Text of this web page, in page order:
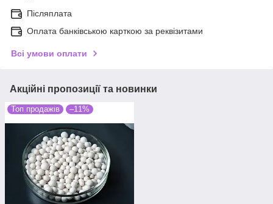
Післяплата
Оплата банківською карткою за реквізитами
Всі умови оплати
Акційні пропозиції та новинки
Топ продажів –11%